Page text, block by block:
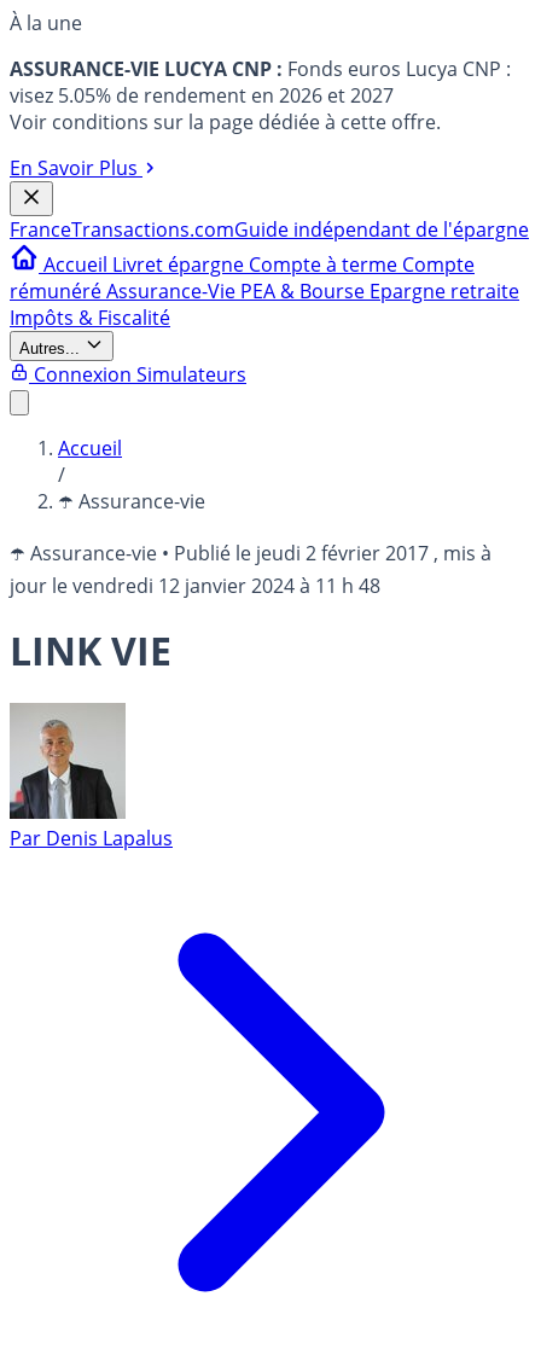
À la une
ASSURANCE-VIE LUCYA CNP : Fonds euros Lucya CNP :
visez 5.05% de rendement en 2026 et 2027
Voir conditions sur la page dédiée à cette offre.
En Savoir Plus
FranceTransactions.comGuide indépendant de l'épargne
Accueil Livret épargne Compte à terme Compte
rémunéréAssurance-Vie PEA & Bourse Epargne retraite
Impôts & Fiscalité
Autres...
Connexion Simulateurs
Accueil
/
☂️ Assurance-vie
☂️ Assurance-vie • Publié le jeudi 2 février 2017 , mis à
jour levendredi 12 janvier 2024 à 11 h 48
LINK VIE
Par Denis Lapalus